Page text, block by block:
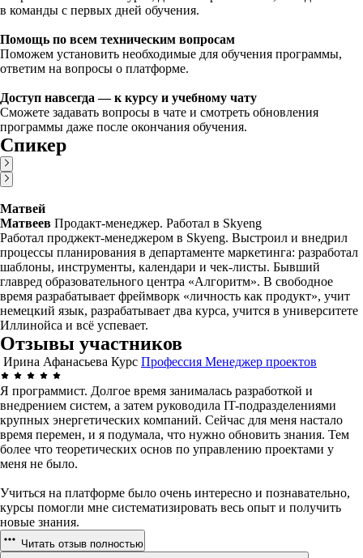
в команды с первых дней обучения.
Помощь по всем техническим вопросам
Поможем установить необходимые для обучения программы,
ответим на вопросы о платформе.
Доступ навсегда — к курсу и учебному чату
Сможете задавать вопросы в чате и смотреть обновления
программы даже после окончания обучения.
Спикер
Матвей
Матвеев Продакт-менеджер. Работал в Skyeng
Работал проджект-менеджером в Skyeng. Выстроил и внедрил
процессы планирования в департаменте маркетинга: разработал
шаблоны, инструменты, календари и чек-листы. Бывший
главред образовательного центра «Алгоритм». В свободное
время разрабатывает фреймворк «личность как продукт», учит
немецкий язык, разрабатывает два курса, учится в университете
Иллинойса и всё успевает.
Отзывы участников
Ирина Афанасьева Курс Профессия Менеджер проектов
Я программист. Долгое время занималась разработкой и
внедрением систем, а затем руководила IT-подразделениями
крупных энергетических компаний. Сейчас для меня настало
время перемен, и я подумала, что нужно обновить знания. Тем
более что теоретических основ по управлению проектами у
меня не было.
Учиться на платформе было очень интересно и познавательно,
курсы помогли мне систематизировать весь опыт и получить
новые знания.
Читать отзыв полностью